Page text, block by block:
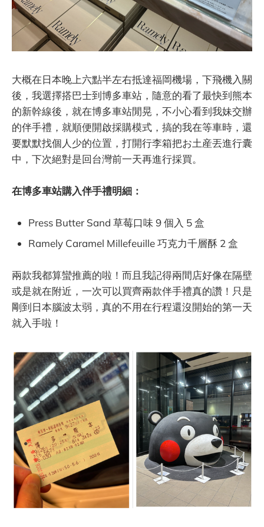
大概在日本晚上六點半左右抵達福岡機場，下飛機入關
後，我選擇搭巴士到博多車站，隨意的看了最快到熊本
的新幹線後，就在博多車站閒晃，不小心看到我妹交辦
的伴手禮，就順便開啟採購模式，搞的我在等車時，還
要默默找個人少的位置，打開行李箱把お土産丟進行囊
中，下次絕對是回台灣前一天再進行採買。
在博多車站購入伴手禮明細：
Press Butter Sand 草莓口味 9 個入 5 盒
Ramely Caramel Millefeuille 巧克力千層酥 2 盒
兩款我都算蠻推薦的啦！而且我記得兩間店好像在隔壁
或是就在附近，一次可以買齊兩款伴手禮真的讚！只是
剛到日本腦波太弱，真的不用在行程還沒開始的第一天
就入手啦！